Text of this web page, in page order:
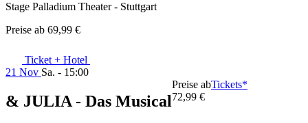
Stage Palladium Theater - Stuttgart
Preise ab 69,99 €
Ticket + Hotel
21 Nov Sa. - 15:00
& JULIA - Das Musical
Preise ab
72,99 €
Tickets*